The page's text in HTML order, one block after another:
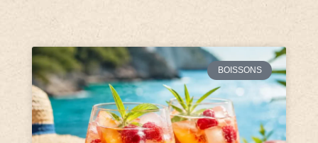
BOISSONS